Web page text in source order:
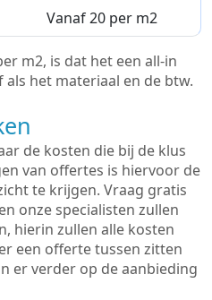
Vanaf 20 per m2
m2, is dat het een all-in
het materiaal en de btw.
de kosten die bij de klus
van offertes is hiervoor de
te krijgen. Vraag gratis
onze specialisten zullen
hierin zullen alle kosten
een offerte tussen zitten
er verder op de aanbieding